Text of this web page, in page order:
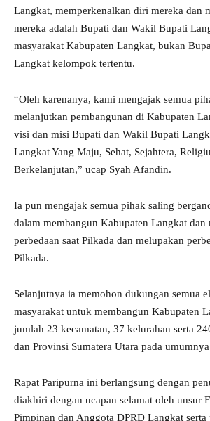
Langkat, memperkenalkan diri mereka dan
mereka adalah Bupati dan Wakil Bupati
masyarakat Kabupaten Langkat, bukan
Langkat kelompok tertentu.
“Oleh karenanya, kami mengajak semua
melanjutkan pembangunan di Kabupaten
visi dan misi Bupati dan Wakil Bupati
Langkat Yang Maju, Sehat, Sejahtera,
Berkelanjutan,” ucap Syah Afandin.
Ia pun mengajak semua pihak saling
dalam membangun Kabupaten Langkat dan
perbedaan saat Pilkada dan melupakan
Pilkada.
Selanjutnya ia memohon dukungan semua
masyarakat untuk membangun Kabupaten
jumlah 23 kecamatan, 37 kelurahan serta
dan Provinsi Sumatera Utara pada
Rapat Paripurna ini berlangsung dengan
diakhiri dengan ucapan selamat oleh unsur
Pimpinan dan Anggota DPRD Langkat serta